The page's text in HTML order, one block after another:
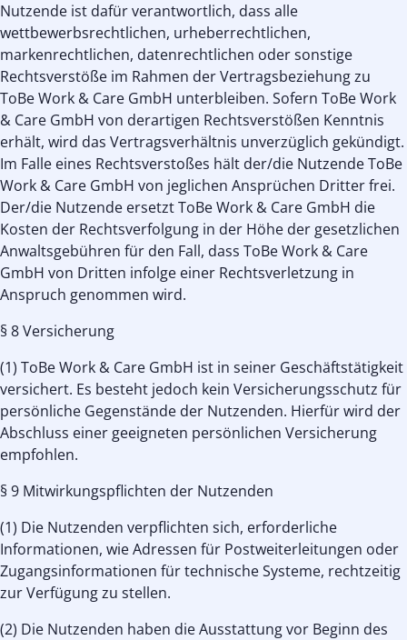
Nutzende ist dafür verantwortlich, dass alle
wettbewerbsrechtlichen, urheberrechtlichen,
markenrechtlichen, datenrechtlichen oder sonstige
Rechtsverstöße im Rahmen der Vertragsbeziehung zu
ToBe Work & Care GmbH unterbleiben. Sofern ToBe Work
& Care GmbH von derartigen Rechtsverstößen Kenntnis
erhält, wird das Vertragsverhältnis unverzüglich gekündigt.
Im Falle eines Rechtsverstoßes hält der/die Nutzende ToBe
Work & Care GmbH von jeglichen Ansprüchen Dritter frei.
Der/die Nutzende ersetzt ToBe Work & Care GmbH die
Kosten der Rechtsverfolgung in der Höhe der gesetzlichen
Anwaltsgebühren für den Fall, dass ToBe Work & Care
GmbH von Dritten infolge einer Rechtsverletzung in
Anspruch genommen wird.
§ 8 Versicherung
(1) ToBe Work & Care GmbH ist in seiner Geschäftstätigkeit
versichert. Es besteht jedoch kein Versicherungsschutz für
persönliche Gegenstände der Nutzenden. Hierfür wird der
Abschluss einer geeigneten persönlichen Versicherung
empfohlen.
§ 9 Mitwirkungspflichten der Nutzenden
(1) Die Nutzenden verpflichten sich, erforderliche
Informationen, wie Adressen für Postweiterleitungen oder
Zugangsinformationen für technische Systeme, rechtzeitig
zur Verfügung zu stellen.
(2) Die Nutzenden haben die Ausstattung vor Beginn des